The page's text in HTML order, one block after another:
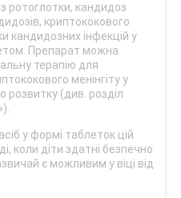
ротоглотки, кандидоз
криптококового
кандидозних інфекцій у
Препарат можна
терапію для
менінгіту у
розвитку (див. розділ
у формі таблеток цій
коли діти здатні безпечно
є можливим у віці від